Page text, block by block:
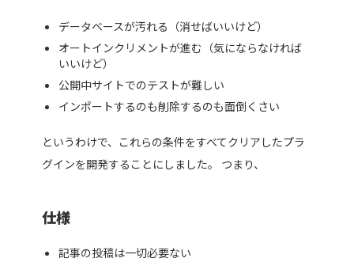
データベースが汚れる（消せばいいけど）
オートインクリメントが進む（気にならなければ
いいけど）
公開中サイトでのテストが難しい
インポートするのも削除するのも面倒くさい
というわけで、これらの条件をすべてクリアしたプラ
グインを開発することにしました。 つまり、
仕様
記事の投稿は一切必要ない